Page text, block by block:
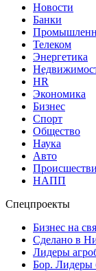
Новости
Банки
Телеком
Энергетика
HR
Экономика
Бизнес
Спорт
Общество
Наука
Авто
НАПП
Спецпроекты
Бизнес на
Сделано в
Лидеры
Бор. Лидеры